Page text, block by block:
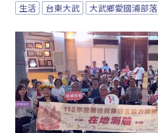
生活 台東大武 大武鄉愛國浦部落